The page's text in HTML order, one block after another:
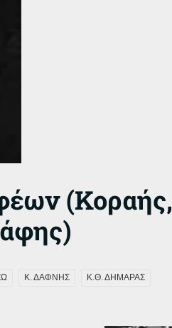
(Κοραής,
Κ. ΔΑΦΝΗΣ
Κ.Θ. ΔΗΜΑΡΑΣ